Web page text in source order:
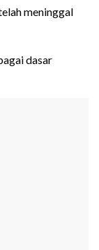
meninggal
dasar